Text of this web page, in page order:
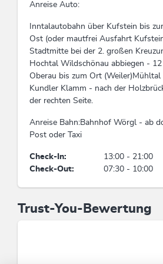
Englisch, Deutsch
Sport / Freizeit
Wanderungen/geführte
Einrichtungen Betrieb
Haustiere willkommen
Links
Anreise Auto:
Inntalautobahn über Kufstein bis
Ost (oder mautfrei Ausfahrt
Stadtmitte bei der 2. großen
Hochtal Wildschönau abbiegen -
Oberau bis zum Ort
Kundler Klamm - nach der
der rechten Seite.
Anreise Bahn:Bahnhof Wörgl - ab
Post oder Taxi
Check-In:
13:00 - 21:00
Check-Out:
07:30 - 10:00
Trust-You-Bewertung